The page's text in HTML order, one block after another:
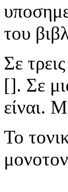
του
Σε
[]. Σε
είναι.
Το